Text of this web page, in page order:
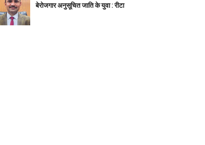
बेरोजगार अनुसूचित जाति के युवा : रीटा